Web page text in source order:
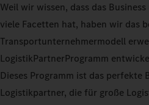
Weil wir wissen, dass das
viele Facetten hat, haben wir das
Transportunternehmermodell
LogistikPartnerProgramm
Dieses Programm ist das perfekte
Logistikpartner, die für große